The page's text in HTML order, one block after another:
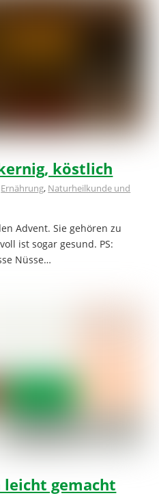
köstlich
Ernährung, Naturheilkunde und
Advent. Sie gehören zu
ist sogar gesund. PS:
Nüsse…
gemacht